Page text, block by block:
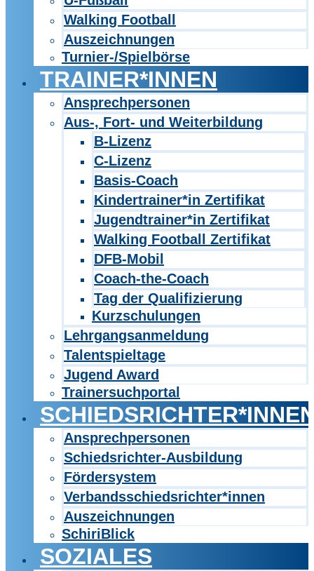
Walking Football
Auszeichnungen
Turnier-/Spielbörse
TRAINER*INNEN
Ansprechpersonen
Aus-, Fort- und Weiterbildung
B-Lizenz
C-Lizenz
Basis-Coach
Kindertrainer*in Zertifikat
Jugendtrainer*in Zertifikat
Walking Football Zertifikat
DFB-Mobil
Coach-the-Coach
Tag der Qualifizierung
Kurzschulungen
Lehrgangsanmeldung
Talentspieltage
Jugend Award
Trainersuchportal
Ansprechpersonen
Schiedsrichter-Ausbildung
Fördersystem
Verbandsschiedsrichter*innen
Auszeichnungen
SchiriBlick
SOZIALES